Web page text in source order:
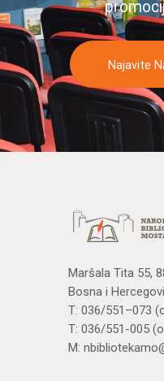
Najavite
Maršala Tita 55,
Bosna i
T: 036/551–073
T: 036/551-005
M: